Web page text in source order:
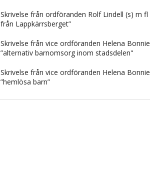
Skrivelse från ordföranden Rolf Lindell (s) m
från Lappkärrsberget”
Skrivelse från vice ordföranden Helena
”alternativ barnomsorg inom stadsdelen"
Skrivelse från vice ordföranden Helena
”hemlösa barn”